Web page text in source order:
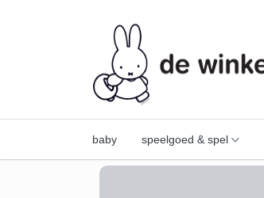
baby speelgoed & spel